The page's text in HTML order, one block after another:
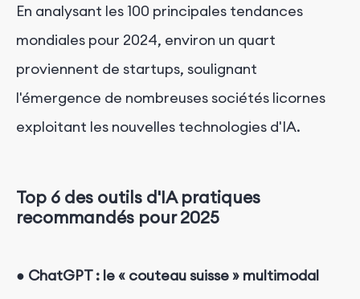
En analysant les 100 principales tendances
mondiales pour 2024, environ un quart
proviennent de startups, soulignant
l'émergence de nombreuses sociétés licornes
exploitant les nouvelles technologies d'IA.
Top 6 des outils d'IA pratiques
recommandés pour 2025
● ChatGPT : le « couteau suisse » multimodal